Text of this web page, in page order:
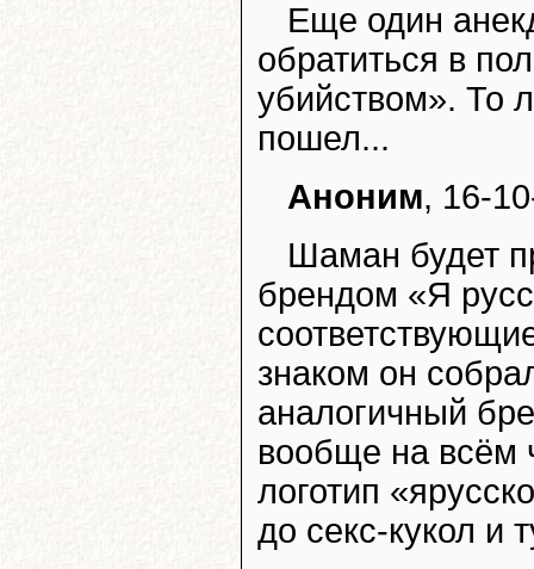
Еще один
обратиться в
убийством». То
пошел...
Аноним, 16-
Шаман будет
брендом «Я
знаком он
аналогичный
вообще на всём
логотип
до секс-кукол и